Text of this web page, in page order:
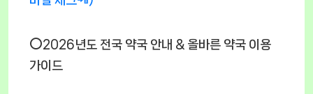
⭕2026년도 전국 약국 안내 & 올바른 약국 이용
가이드